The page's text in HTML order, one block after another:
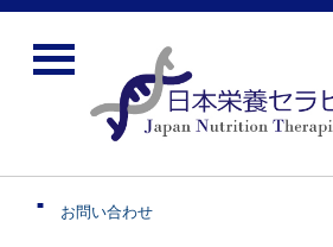
お問い合わせ